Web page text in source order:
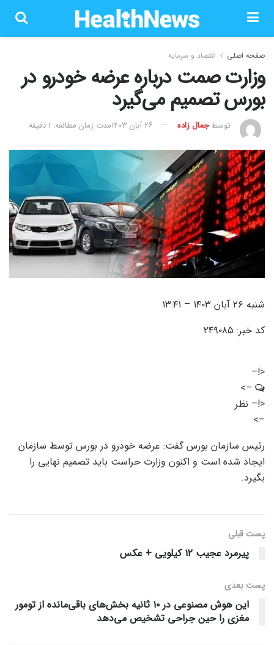
صفحه اصلی اقتصاد و سرمایه
وزارت صمت درباره عرضه خودرو در
بورس تصمیم می‌گیرد
توسطجمال زاده ۲۶ آبان ۱۴۰۳ مدت زمان مطالعه: 1 دقیقه
شنبه ۲۶ آبان ۱۴۰۳ – ۱۳:۴۱
کد خبر: ۲۴۹۰۸۵
<!–
–>
<!– نظر
–>
رئیس سازمان بورس گفت: عرضه خودرو در بورس توسط سازمان
ایجاد شده است و اکنون وزارت حراست باید تصمیم نهایی را
بگیرد.
پست قبلی
پیرمرد عجیب ۱۲ کیلویی + عکس
پست‌ بعدی
این هوش مصنوعی در ۱۰ ثانیه بخش‌های باقی‌مانده از تومور
مغزی را حین جراحی تشخیص می‌دهد